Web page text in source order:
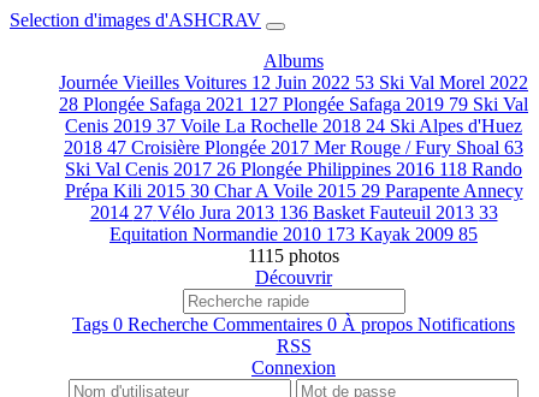
Selection d'images d'ASHCRAV
Albums
Journée Vieilles Voitures 12 Juin 2022 53 Ski Val Morel 2022
28 Plongée Safaga 2021 127 Plongée Safaga 2019 79 Ski Val
Cenis 2019 37 Voile La Rochelle 2018 24 Ski Alpes d'Huez
2018 47 Croisière Plongée 2017 Mer Rouge / Fury Shoal 63
Ski Val Cenis 2017 26 Plongée Philippines 2016 118 Rando
Prépa Kili 2015 30 Char A Voile 2015 29 Parapente Annecy
2014 27 Vélo Jura 2013 136 Basket Fauteuil 2013 33
Equitation Normandie 2010 173 Kayak 2009 85
1115 photos
Découvrir
Tags 0 Recherche Commentaires 0 À propos Notifications
RSS
Connexion